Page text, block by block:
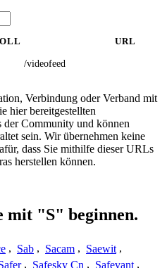
URL
/videofeed
Verbindung oder Verband mit
hier bereitgestellten
der Community und können
sein. Wir übernehmen keine
dass Sie mithilfe dieser URLs
herstellen können.
mit "S" beginnen.
, Sab , Sacam , Saewit ,
, Safesky Cn , Safevant ,